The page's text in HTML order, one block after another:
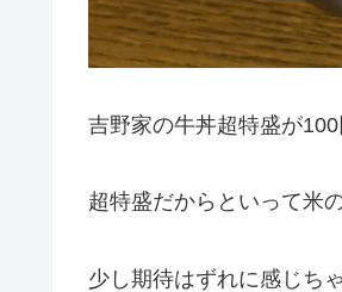
吉野家の牛丼超特盛が
超特盛だからといって米
少し期待はずれに感じち